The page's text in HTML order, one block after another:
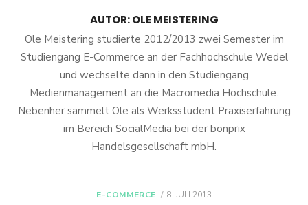
AUTOR:OLE MEISTERING
Ole Meistering studierte 2012/2013 zwei Semester im
Studiengang E-Commerce an der Fachhochschule Wedel
und wechselte dann in den Studiengang
Medienmanagement an die Macromedia Hochschule.
Nebenher sammelt Ole als Werksstudent Praxiserfahrung
im Bereich SocialMedia bei der bonprix
Handelsgesellschaft mbH.
E-COMMERCE
POSTED
8. JULI 2013